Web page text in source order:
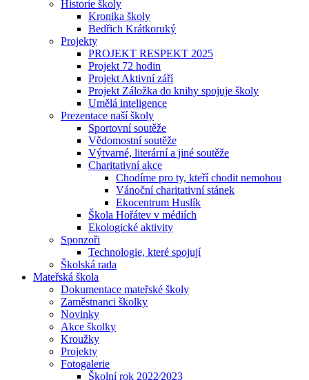
Historie školy
Kronika školy
Bedřich Krátkoruký
Projekty
PROJEKT RESPEKT 2025
Projekt 72 hodin
Projekt Aktivní září
Projekt Záložka do knihy spojuje školy
Umělá inteligence
Prezentace naší školy
Sportovní soutěže
Vědomostní soutěže
Výtvarné, literární a jiné soutěže
Charitativní akce
Chodíme pro ty, kteří chodit nemohou
Vánoční charitativní stánek
Ekocentrum Huslík
Škola Hořátev v médiích
Ekologické aktivity
Sponzoři
Technologie, které spojují
Školská rada
Mateřská škola
Dokumentace mateřské školy
Zaměstnanci školky
Novinky
Akce školky
Kroužky
Projekty
Fotogalerie
Školní rok 2022⁄2023